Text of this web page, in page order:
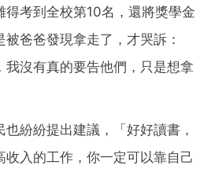
得考到全校第10名，還將獎學金
爸爸發現拿走了，才哭訴：
我沒有真的要告他們，只是想拿
紛紛提出建議，「好好讀書，
收入的工作，你一定可以靠自己